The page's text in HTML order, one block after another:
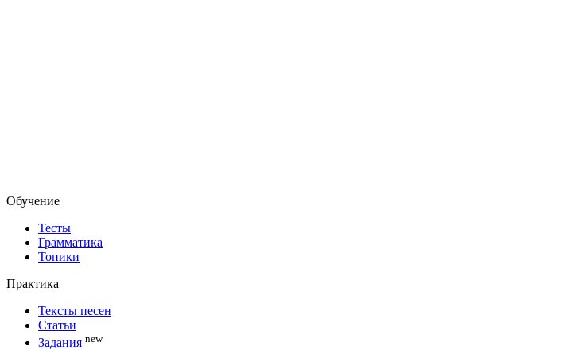
Обучение
Тесты
Грамматика
Топики
Практика
Тексты песен
Статьи
Задания new